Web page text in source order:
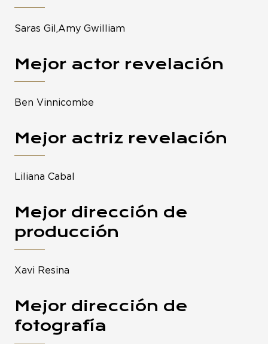
Saras Gil,Amy Gwilliam
Mejor actor revelación
Ben Vinnicombe
Mejor actriz revelación
Liliana Cabal
Mejor dirección de
producción
Xavi Resina
Mejor dirección de
fotografía